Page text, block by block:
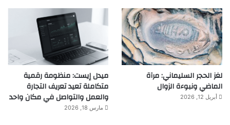
لغز الحجر السليماني: مرآة
الماضي ونبوءة الزوال
أبريل 12, 2026
ميدل إيست: منظومة رقمية
متكاملة تعيد تعريف التجارة
والعمل والتواصل في مكان واحد
مارس 18, 2026